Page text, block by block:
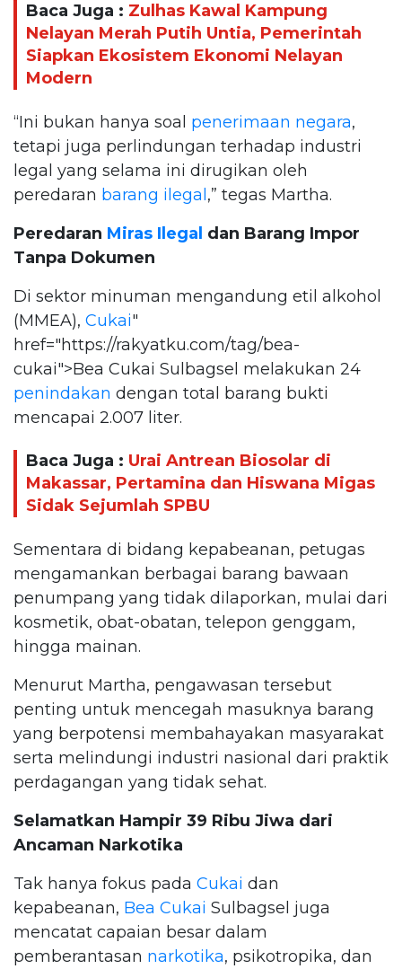
Baca Juga : Zulhas Kawal Kampung
Nelayan Merah Putih Untia, Pemerintah
Siapkan Ekosistem Ekonomi Nelayan
Modern
“Ini bukan hanya soal penerimaan negara,
tetapi juga perlindungan terhadap industri
legal yang selama ini dirugikan oleh
peredaran barang ilegal ,” tegas Martha.
Peredaran Miras Ilegal dan Barang Impor
Tanpa Dokumen
Di sektor minuman mengandung etil alkohol
(MMEA), Cukai"
href="https://rakyatku.com/tag/bea-
cukai">Bea Cukai Sulbagsel melakukan 24
penindakan dengan total barang bukti
mencapai 2.007 liter.
Baca Juga : Urai Antrean Biosolar di
Makassar, Pertamina dan Hiswana Migas
Sidak Sejumlah SPBU
Sementara di bidang kepabeanan, petugas
mengamankan berbagai barang bawaan
penumpang yang tidak dilaporkan, mulai dari
kosmetik, obat-obatan, telepon genggam,
hingga mainan.
Menurut Martha, pengawasan tersebut
penting untuk mencegah masuknya barang
yang berpotensi membahayakan masyarakat
serta melindungi industri nasional dari praktik
perdagangan yang tidak sehat.
Selamatkan Hampir 39 Ribu Jiwa dari
Ancaman Narkotika
Tak hanya fokus pada Cukai dan
kepabeanan, Bea Cukai Sulbagsel juga
mencatat capaian besar dalam
pemberantasan narkotika, psikotropika, dan